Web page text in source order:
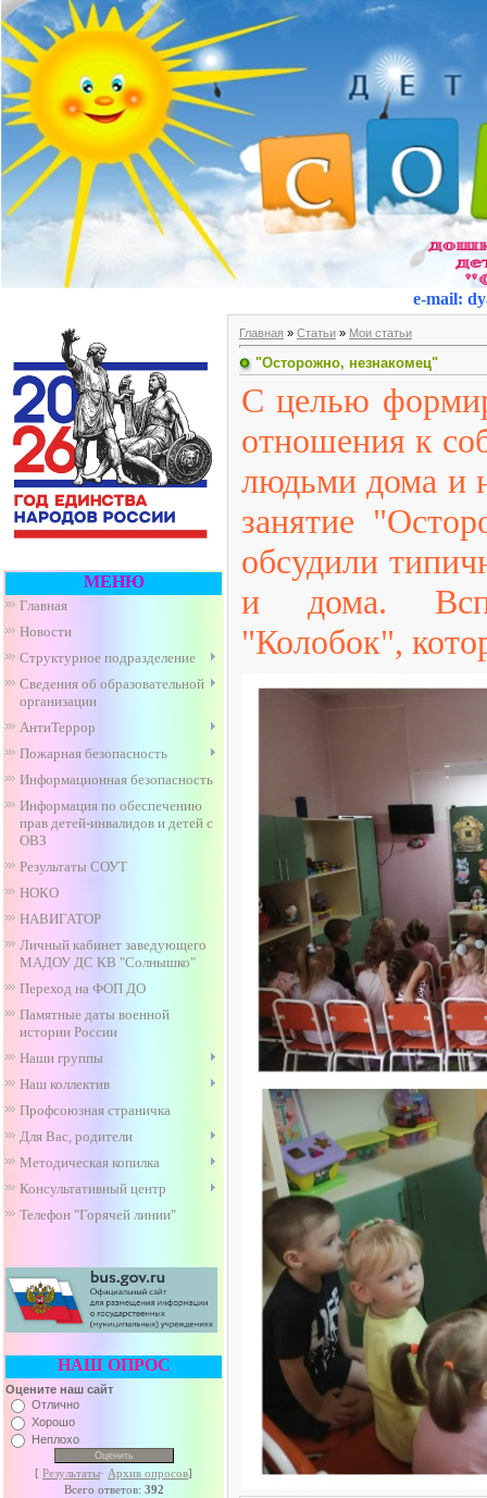
e-mail:
МЕНЮ
Главная
Новости
Структурное подразделение
Сведения об образовательной
организации
АнтиТеррор
Пожарная безопасность
Информационная безопасность
Информация по обеспечению
прав детей-инвалидов и детей с
ОВЗ
Результаты СОУТ
НОКО
НАВИГАТОР
Личный кабинет заведующего
МАДОУ ДС КВ "Солнышко"
Переход на ФОП ДО
Памятные даты военной
истории России
Наши группы
Наш коллектив
Профсоюзная страничка
Для Вас, родители
Методическая копилка
Консультативный центр
Телефон "Горячей линии"
НАШ ОПРОС
Оцените наш сайт
Отлично
Хорошо
Неплохо
[ Результаты· Архив опросов]
Всего ответов: 392
Главная » Статьи » Мои статьи
"Осторожно, незнакомец"
С целью
отношения к
людьми дома и
занятие
обсудили
и дома.
"Колобок",